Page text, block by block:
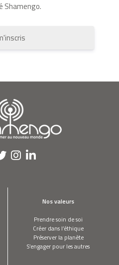
Shamengo.
Nos valeurs
Prendre soin de soi
Créer dans l’éthique
Préserver la planète
S’engager pour les autres